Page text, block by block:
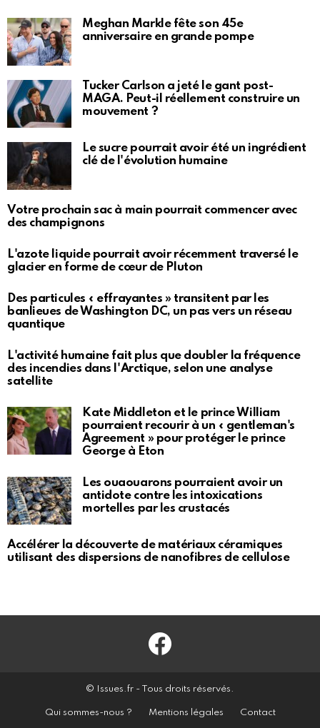
Meghan Markle fête son 45e
anniversaire en grande pompe
Tucker Carlson a jeté le gant post-
MAGA. Peut-il réellement construire un
mouvement ?
Le sucre pourrait avoir été un ingrédient
clé de l'évolution humaine
Votre prochain sac à main pourrait commencer avec
des champignons
L'azote liquide pourrait avoir récemment traversé le
glacier en forme de cœur de Pluton
Des particules « effrayantes » transitent par les
banlieues de Washington DC, un pas vers un réseau
quantique
L'activité humaine fait plus que doubler la fréquence
des incendies dans l'Arctique, selon une analyse
satellite
Kate Middleton et le prince William
pourraient recourir à un « gentleman's
Agreement » pour protéger le prince
George à Eton
Les ouaouarons pourraient avoir un
antidote contre les intoxications
mortelles par les crustacés
Accélérer la découverte de matériaux céramiques
utilisant des dispersions de nanofibres de cellulose
Facebook
© Issues.fr - Tous droits réservés.
Qui sommes-nous ? Mentions légales Contact